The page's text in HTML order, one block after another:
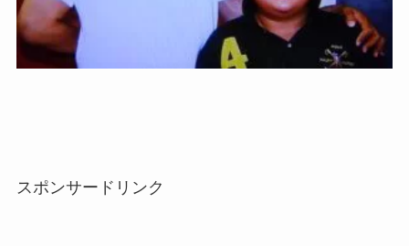
スポンサードリンク